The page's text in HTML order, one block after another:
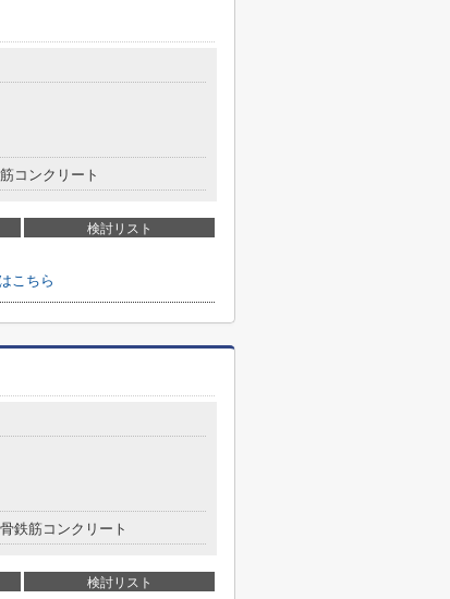
コンクリート
検討リスト
こちら
鉄筋コンクリート
検討リスト